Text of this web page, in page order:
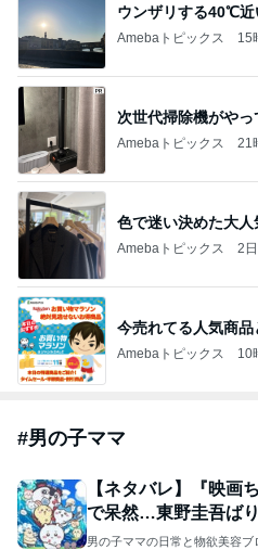
ウンザリする40℃近
Amebaトピックス 15
次世代掃除機がやっ
Amebaトピックス 21
色で迷い決めた大人
Amebaトピックス 2
今売れてる人気商
Amebaトピックス 10
#男の子ママ
【ネタバレ】『映画
で呆然…東野圭吾ば
男の子ママの日常と物欲美容